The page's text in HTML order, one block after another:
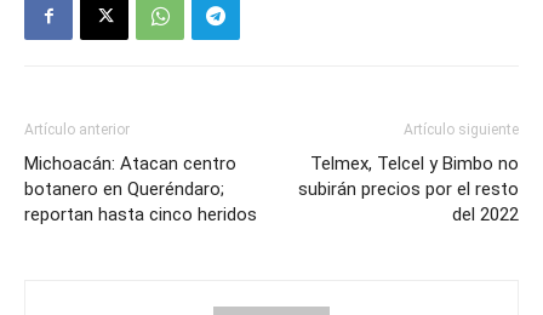
Artículo anterior
Michoacán: Atacan centro
botanero en Queréndaro;
reportan hasta cinco heridos
Artículo siguiente
Telmex, Telcel y Bimbo no
subirán precios por el resto
del 2022